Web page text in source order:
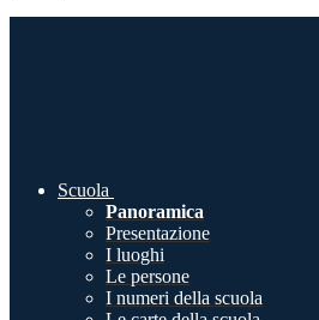
Scuola
Panoramica
Presentazione
I luoghi
Le persone
I numeri della scuola